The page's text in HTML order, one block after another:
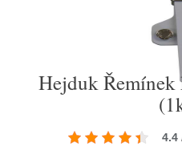
Hejduk Řemínek
4.4